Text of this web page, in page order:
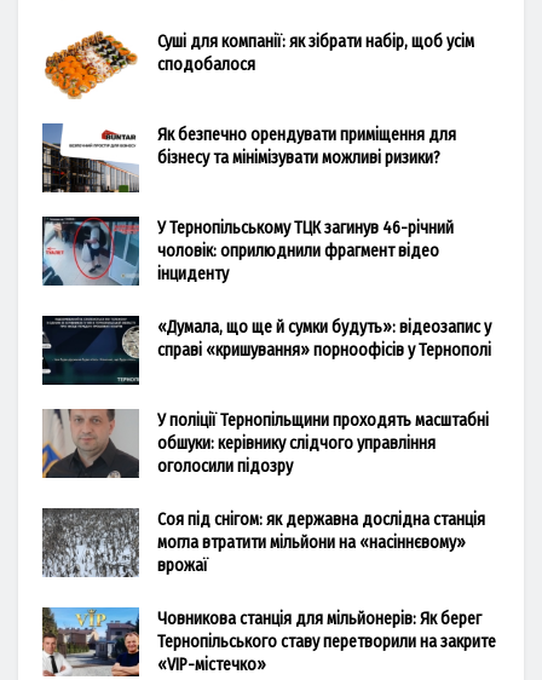
Суші для компанії: як зібрати набір, щоб усім
сподобалося
Як безпечно орендувати приміщення для
бізнесу та мінімізувати можливі ризики?
У Тернопільському ТЦК загинув 46-річний
чоловік: оприлюднили фрагмент відео
інциденту
«Думала, що ще й сумки будуть»: відеозапис у
справі «кришування» порноофісів у Тернополі
У поліції Тернопільщини проходять масштабні
обшуки: керівнику слідчого управління
оголосили підозру
Соя під снігом: як державна дослідна станція
могла втратити мільйони на «насіннєвому»
врожаї
Човникова станція для мільйонерів: Як берег
Тернопільського ставу перетворили на закрите
«VIP-містечко»